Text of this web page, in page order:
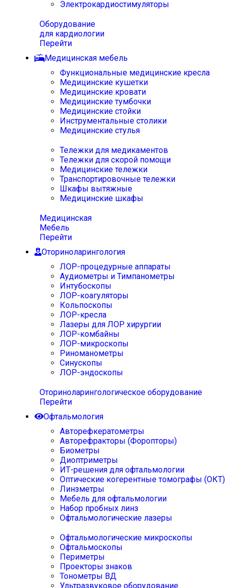
Электрокардиостимуляторы
Оборудование
для кардиологии
Перейти
Медицинская мебель
Функциональные медицинские кресла
Медицинские кушетки
Медицинские кровати
Медицинские тумбочки
Медицинские стойки
Инструментальные столики
Медицинские стулья
Тележки для медикаментов
Тележки для скорой помощи
Медицинские тележки
Транспортировочные тележки
Шкафы вытяжные
Медицинские шкафы
Медицинская
Мебель
Перейти
Оториноларингология
ЛОР-процедурные аппараты
Аудиометры и Тимпанометры
Интубоскопы
ЛОР-коагуляторы
Кольпоскопы
ЛОР-кресла
Лазеры для ЛОР хирургии
ЛОР-комбайны
ЛОР-микроскопы
Риноманометры
Синускопы
ЛОР-эндоскопы
Оториноларингологическое оборудование
Перейти
Офтальмология
Авторефкератометры
Авторефракторы (Форопторы)
Биометры
Диоптриметры
ИТ-решения для офтальмологии
Оптические когерентные томографы (ОКТ)
Линзметры
Мебель для офтальмологии
Набор пробных линз
Офтальмологические лазеры
Офтальмологические микроскопы
Офтальмоскопы
Периметры
Проекторы знаков
Тонометры ВД
Ультразвуковое оборудование